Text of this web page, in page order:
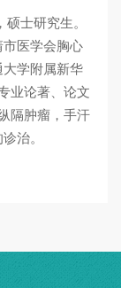
士研究生。
医学会胸心
大学附属新华
业论著、论文
隔肿瘤，手汗
治。